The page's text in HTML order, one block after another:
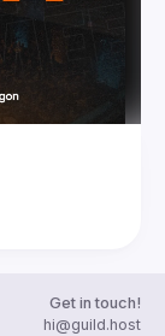
Get in touch!
hi@guild.host